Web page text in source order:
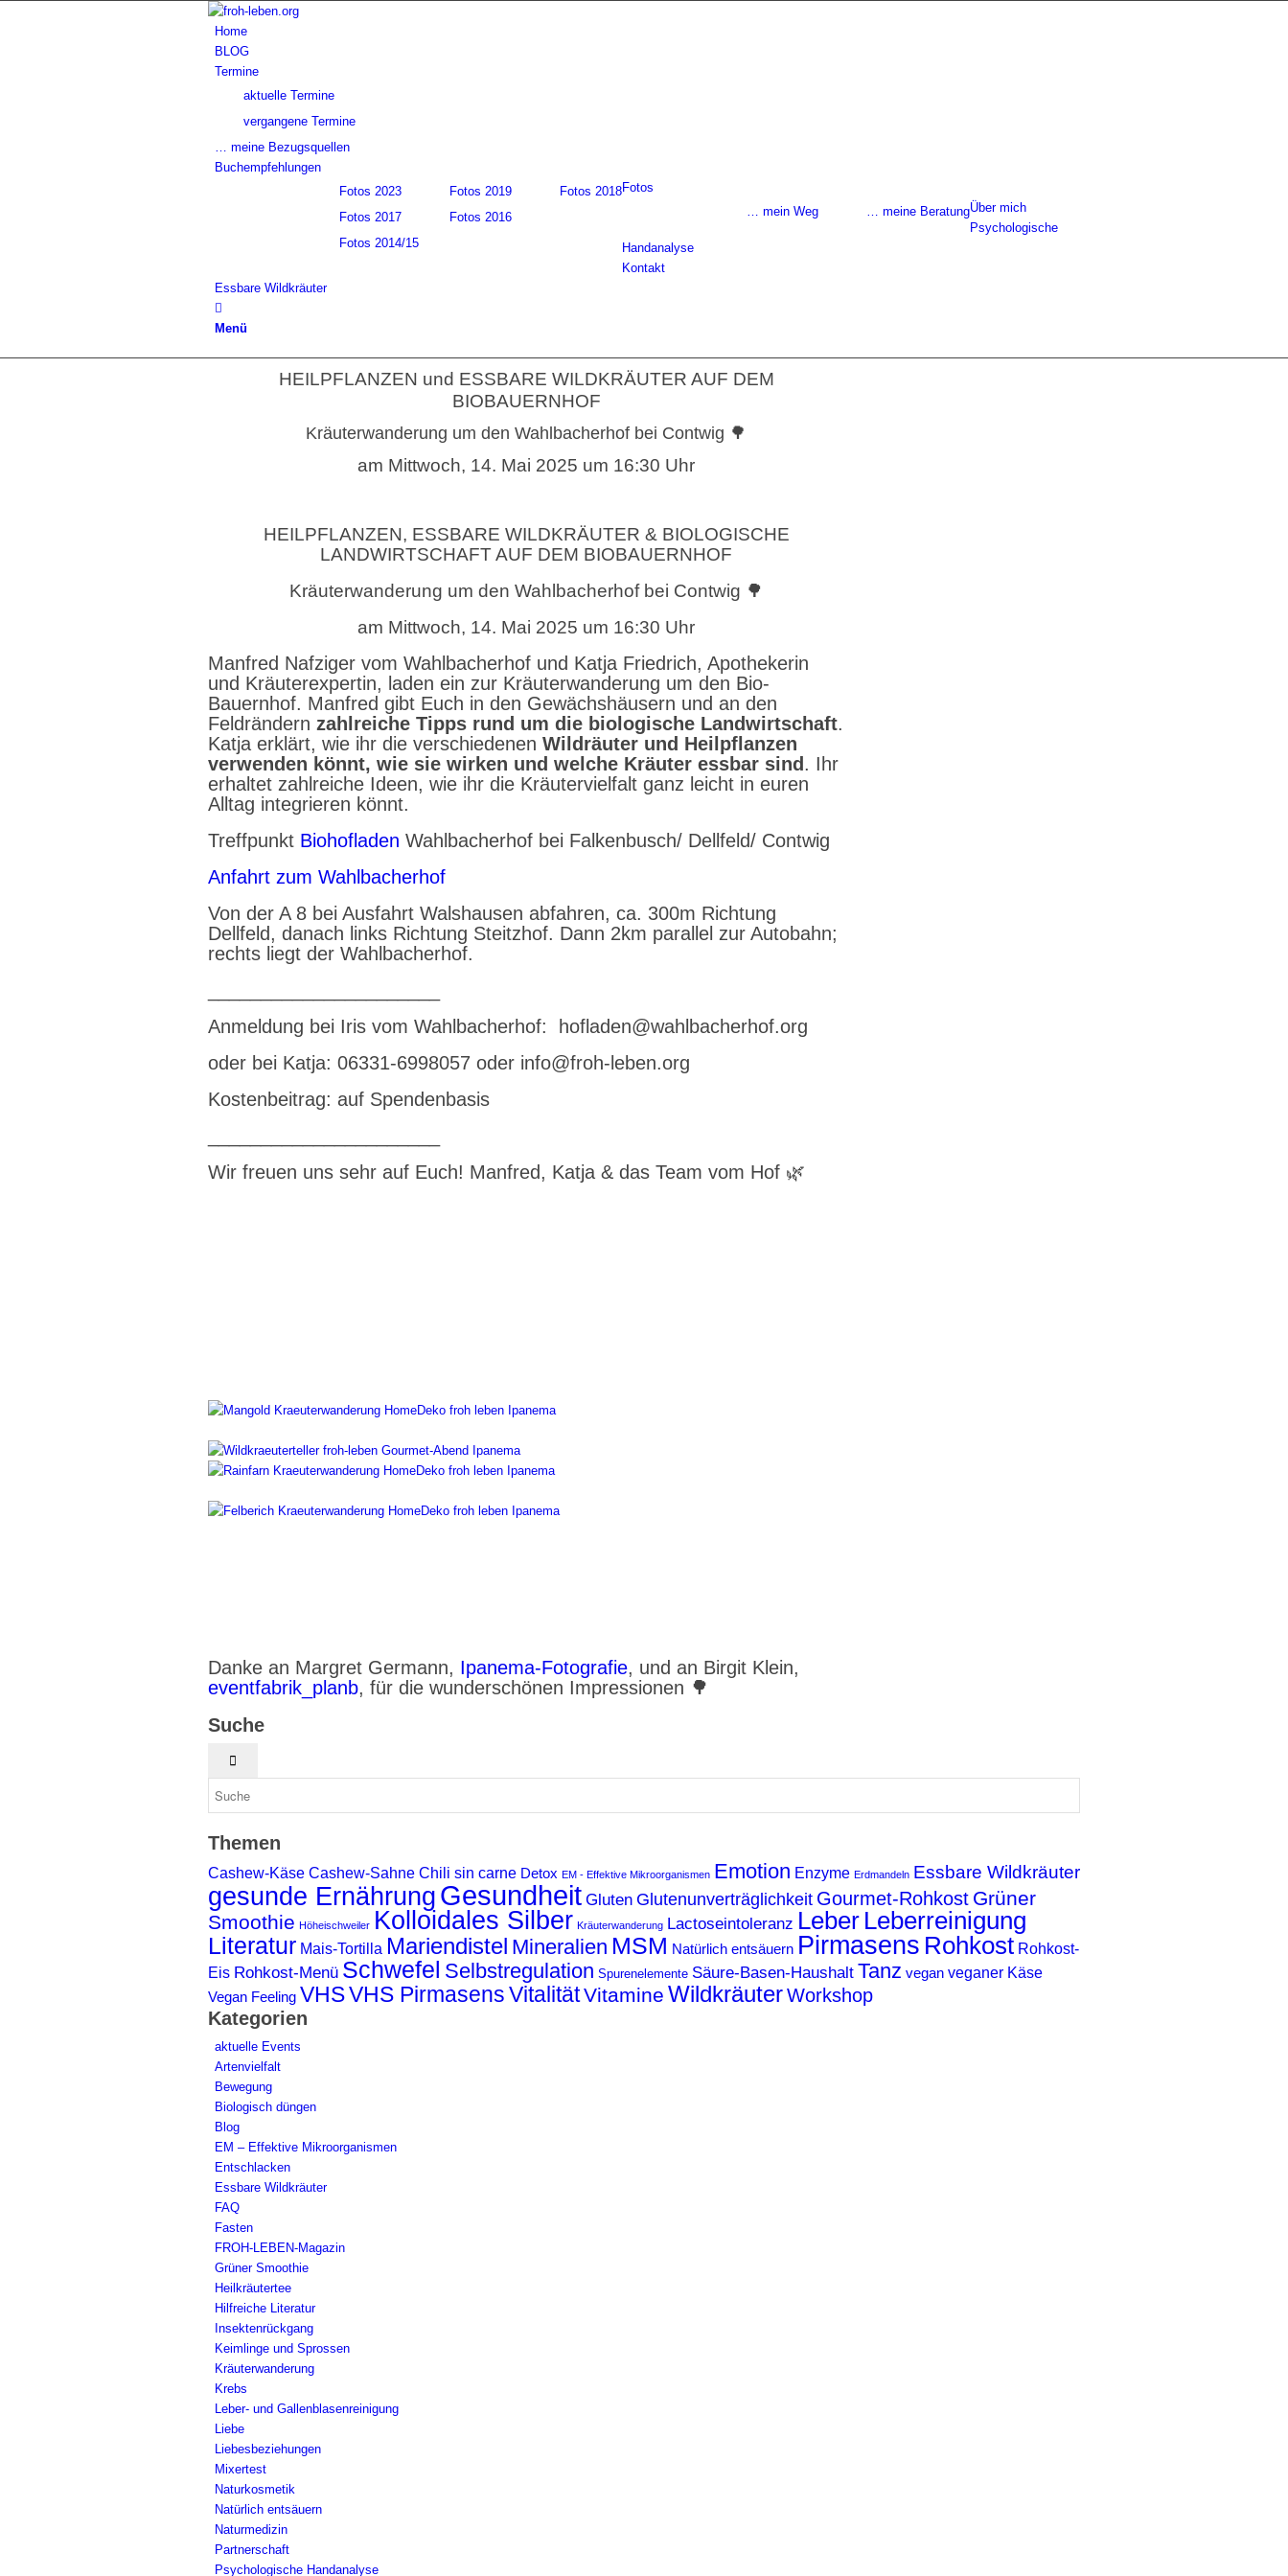
Home
BLOG
Termine
aktuelle Termine
vergangene Termine
… meine Bezugsquellen
Buchempfehlungen
Fotos
Fotos 2023 Fotos 2019
Fotos 2018
Fotos 2017
Fotos 2016
Fotos 2014/15
Über mich
… mein Weg
… meine Beratung
Psychologische
Handanalyse
Kontakt
Essbare Wildkräuter
Menü
HEILPFLANZEN und ESSBARE WILDKRÄUTER AUF DEM
BIOBAUERNHOF
Kräuterwanderung um den Wahlbacherhof bei Contwig 🌳
am Mittwoch, 14. Mai 2025 um 16:30 Uhr
HEILPFLANZEN, ESSBARE WILDKRÄUTER & BIOLOGISCHE
LANDWIRTSCHAFT AUF DEM BIOBAUERNHOF
Kräuterwanderung um den Wahlbacherhof bei Contwig 🌳
am Mittwoch, 14. Mai 2025 um 16:30 Uhr
Manfred Nafziger vom Wahlbacherhof und Katja Friedrich, Apothekerin
und Kräuterexpertin, laden ein zur Kräuterwanderung um den Bio-
Bauernhof. Manfred gibt Euch in den Gewächshäusern und an den
Feldrändern zahlreiche Tipps rund um die biologische Landwirtschaft.
Katja erklärt, wie ihr die verschiedenen Wildräuter und Heilpflanzen
verwenden könnt, wie sie wirken und welche Kräuter essbar sind . Ihr
erhaltet zahlreiche Ideen, wie ihr die Kräutervielfalt ganz leicht in euren
Alltag integrieren könnt.
Treffpunkt Biohofladen Wahlbacherhof bei Falkenbusch/ Dellfeld/ Contwig
Anfahrt zum Wahlbacherhof
Von der A 8 bei Ausfahrt Walshausen abfahren, ca. 300m Richtung
Dellfeld, danach links Richtung Steitzhof. Dann 2km parallel zur Autobahn;
rechts liegt der Wahlbacherhof.
Anmeldung bei Iris vom Wahlbacherhof: ‭ hofladen@wahlbacherhof.org
oder bei Katja: 06331-6998057 oder info@froh-leben.org
Kostenbeitrag: auf Spendenbasis
Wir freuen uns sehr auf Euch! Manfred, Katja & das Team vom Hof 🌿
Danke an Margret Germann, Ipanema-Fotografie, und an Birgit Klein,
eventfabrik_planb, für die wunderschönen Impressionen 🌳
Suche
Themen
Cashew-Käse Cashew-Sahne Chili sin carne Detox EM - Effektive Mikroorganismen Emotion Enzyme Erdmandeln Essbare Wildkräuter
gesunde Ernährung Gesundheit Gluten Glutenunverträglichkeit Gourmet-Rohkost Grüner
Smoothie Höheischweiler Kolloidales Silber Kräuterwanderung Lactoseintoleranz Leber Leberreinigung
Literatur Mais-Tortilla Mariendistel Mineralien MSM Natürlich entsäuern Pirmasens Rohkost Rohkost-
Eis Rohkost-Menü Schwefel Selbstregulation Spurenelemente Säure-Basen-Haushalt Tanz vegan veganer Käse
Vegan Feeling VHSVHS PirmasensVitalitätVitamine WildkräuterWorkshop
Kategorien
aktuelle Events
Artenvielfalt
Bewegung
Biologisch düngen
Blog
EM – Effektive Mikroorganismen
Entschlacken
Essbare Wildkräuter
FAQ
Fasten
FROH-LEBEN-Magazin
Grüner Smoothie
Heilkräutertee
Hilfreiche Literatur
Insektenrückgang
Keimlinge und Sprossen
Kräuterwanderung
Krebs
Leber- und Gallenblasenreinigung
Liebe
Liebesbeziehungen
Mixertest
Naturkosmetik
Natürlich entsäuern
Naturmedizin
Partnerschaft
Psychologische Handanalyse